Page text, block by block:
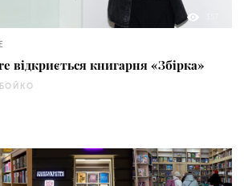
відкриється книгарня «Збірка»